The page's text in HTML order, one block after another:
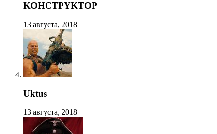
KOHCTPYKTOP
13 августа, 2018
Uktus
13 августа, 2018